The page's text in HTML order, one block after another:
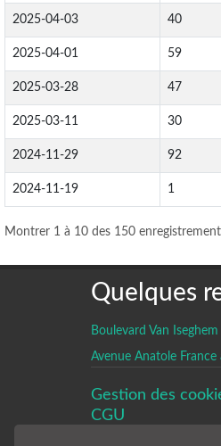
2025-04-03 40
2025-04-01 59
2025-03-28 47
2025-03-11 30
2024-11-29 92
2024-11-19 1
Montrer 1 à 10 des 150
Quelques
Boulevard Van
Avenue Anatole France
Gestion des
CGU